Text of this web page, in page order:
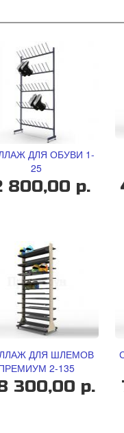
ДЛЯ ОБУВИ 1-
25
800,00 р.
ДЛЯ ШЛЕМОВ
2-135
300,00 р.